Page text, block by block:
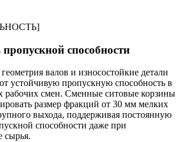
]
способности
валов и износостойкие детали
устойчивую пропускную способность в
рабочих смен. Сменные ситовые корзины
размер фракций от 30 мм мелких
выхода, поддерживая постоянную
способности даже при
сырья.